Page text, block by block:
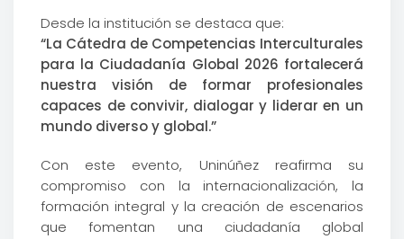
Desde la institución se destaca que:
“La Cátedra de Competencias Interculturales
para la Ciudadanía Global 2026 fortalecerá
nuestra visión de formar profesionales
capaces de convivir, dialogar y liderar en un
mundo diverso y global.”
Con este evento, Uninúñez reafirma su
compromiso con la internacionalización, la
formación integral y la creación de escenarios
que fomentan una ciudadanía global